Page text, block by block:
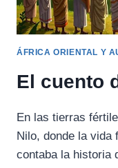
ÁFRICA ORIENTAL Y
El cuento
En las tierras
Nilo, donde la vida
contaba la historia